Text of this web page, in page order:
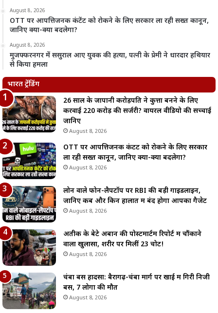
August 8, 2026
OTT पर आपत्तिजनक कंटेंट को रोकने के लिए सरकार ला रही सख्त कानून,
जानिए क्या-क्या बदलेगा?
August 8, 2026
मुजफ्फरनगर में ससुराल आए युवक की हत्या, पत्नी के प्रेमी ने धारदार हथियार
से किया हमला
भारत ट्रेंडिंग
26 साल के जापानी करोड़पति ने कुत्ता बनने के लिए
करवाई 220 करोड़ की सर्जरी? वायरल वीडियो की सच्चाई
जानिए
August 8, 2026
OTT पर आपत्तिजनक कंटेंट को रोकने के लिए सरकार
ला रही सख्त कानून, जानिए क्या-क्या बदलेगा?
August 8, 2026
लोन वाले फोन-लैपटॉप पर RBI की बड़ी गाइडलाइन,
जानिए कब और किन हालात में बंद होगा आपका गैजेट
August 8, 2026
अतीक के बेटे अबान की पोस्टमार्टम रिपोर्ट में चौंकाने
वाला खुलासा, शरीर पर मिलीं 23 चोटें!
August 8, 2026
चंबा बस हादसा: बैरागढ़-चंबा मार्ग पर खाई में गिरी निजी
बस, 7 लोगों की मौत
August 8, 2026